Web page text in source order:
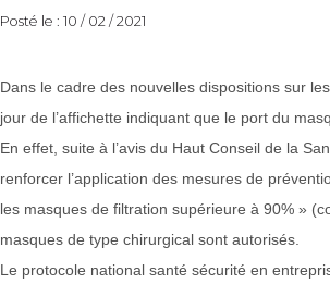
Posté le : 10 / 02 / 2021
Dans le cadre des nouvelles dispositions sur
jour de l’affichette indiquant que le port du
En effet, suite à l’avis du Haut Conseil de la
renforcer l’application des mesures de
les masques de filtration supérieure à 90% »
masques de type chirurgical sont autorisés.
Le protocole national santé sécurité en